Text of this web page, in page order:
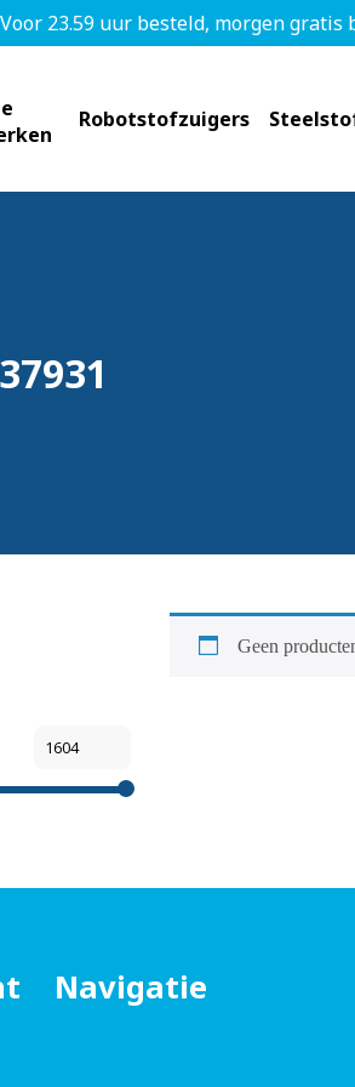
Voor 23.59 uur besteld, morgen gratis
Robotstofzuigers
Geen
Navigatie